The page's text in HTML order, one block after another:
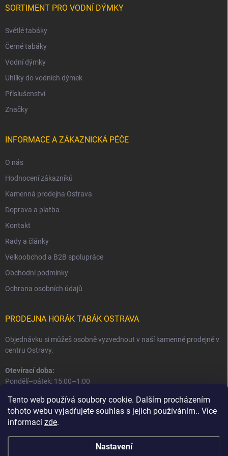
Tento web používá soubory cookie. Dalším procházením
tohoto webu vyjadřujete souhlas s jejich používáním.. Více
informací zde.
Nastavení
SORTIMENT PRO VODNÍ DÝMKY
Světlé tabáky
Černé tabáky
Vodní dýmky
Uhlíky do vodních dýmek
Příslušenství
Značky
INFORMACE A ZÁKAZNICKÁ PÉČE
O nás
Hodnocení zákazníků
Kamenná prodejna Ostrava
Doprava a platba
Kontakt
Rady a články
Velkoobchod a B2B spolupráce
Obchodní podmínky
Ochrana osobních údajů
PRODEJNA HORÁK TABÁK OSTRAVA
Objednávku si můžeš osobně vyzvednout v naší kamenné prodejně v
centru Ostravy.
Otevírací doba:
Pondělí–pátek: 15:00–1:00
Informace o prodejně a osobním odběru